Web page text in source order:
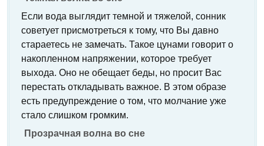
Если вода выглядит темной и тяжелой, сонник
советует присмотреться к тому, что Вы давно
стараетесь не замечать. Такое цунами говорит о
накопленном напряжении, которое требует
выхода. Оно не обещает беды, но просит Вас
перестать откладывать важное. В этом образе
есть предупреждение о том, что молчание уже
стало слишком громким.
Прозрачная волна во сне